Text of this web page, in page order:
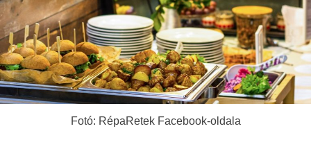
Fotó: RépaRetek Facebook-oldala